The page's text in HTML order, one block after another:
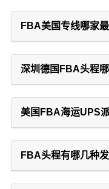
FBA美国专线哪家
深圳德国FBA头程
美国FBA海运UPS
FBA头程有哪几种